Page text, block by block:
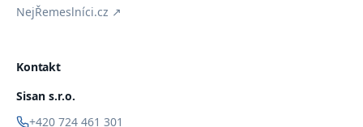
NejŘemeslníci.cz ↗
Kontakt
Sisan s.r.o.
+420 724 461 301